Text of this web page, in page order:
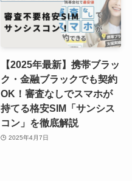
【2025年最新】携帯ブラッ
ク・金融ブラックでも契約
OK！審査なしでスマホが
持てる格安SIM「サンシス
コン」を徹底解説
2025年4月7日